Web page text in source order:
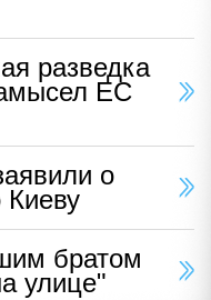
разведка
ЕС
о
Киеву
братом
улице"